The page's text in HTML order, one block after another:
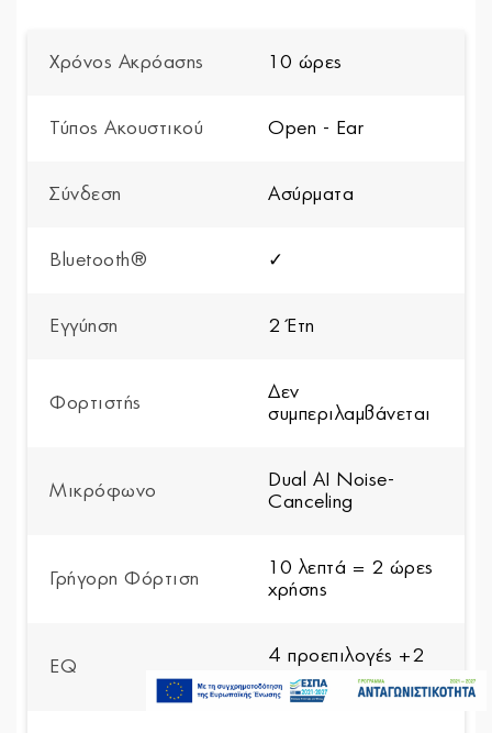
Χρόνος Ακρόασης 10 ώρες
Τύπος Ακουστικού Open - Ear
Σύνδεση Ασύρματα
Bluetooth® ✓
Εγγύηση 2 Έτη
Φορτιστής
Δεν
συμπεριλαμβάνεται
Μικρόφωνο
Dual AI Noise-
Canceling
Γρήγορη Φόρτιση
10 λεπτά = 2 ώρες
χρήσης
EQ
4 προεπιλογές +2
προσαρμόσιμες
Διαθέσιμο Κατόπιν
199,00€